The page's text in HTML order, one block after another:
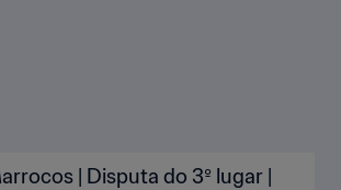
| Disputa do 3º lugar |